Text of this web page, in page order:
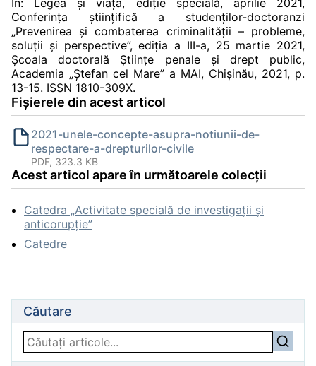
În: Legea și viața, ediție specială, aprilie 2021,
Conferința științifică a studenților-doctoranzi
„Prevenirea şi combaterea criminalităţii – probleme,
soluţii şi perspective”, ediția a III-a, 25 martie 2021,
Școala doctorală Științe penale și drept public,
Academia „Ștefan cel Mare” a MAI, Chișinău, 2021, p.
13-15. ISSN 1810-309X.
Fișierele din acest articol
2021-unele-concepte-asupra-notiunii-de-
respectare-a-drepturilor-civile
PDF, 323.3 KB
Acest articol apare în următoarele colecții
Catedra „Activitate specială de investigaţii şi
anticorupție”
Catedre
Căutare